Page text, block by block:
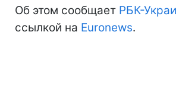
Об этом сообщает РБК-
ссылкой на Euronews.